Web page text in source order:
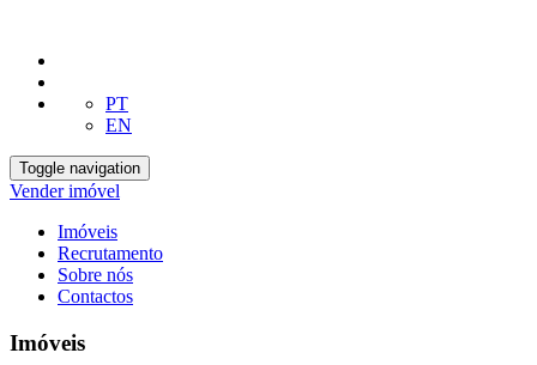
PT
EN
Toggle navigation
Vender imóvel
Imóveis
Recrutamento
Sobre nós
Contactos
Imóveis